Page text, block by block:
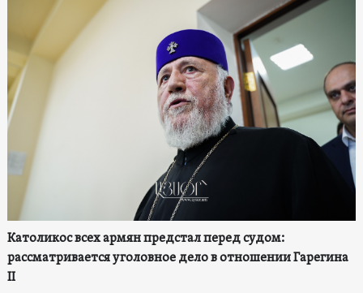
Католикос всех армян предстал перед судом:
рассматривается уголовное дело в отношении Гарегина
II